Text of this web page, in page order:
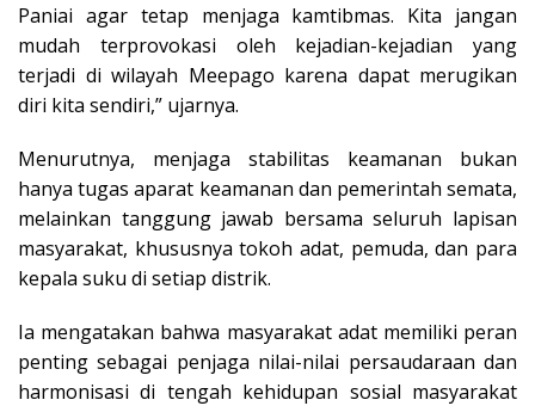
Paniai agar tetap menjaga kamtibmas. Kita jangan
mudah terprovokasi oleh kejadian-kejadian yang
terjadi di wilayah Meepago karena dapat merugikan
diri kita sendiri,” ujarnya.
Menurutnya, menjaga stabilitas keamanan bukan
hanya tugas aparat keamanan dan pemerintah semata,
melainkan tanggung jawab bersama seluruh lapisan
masyarakat, khususnya tokoh adat, pemuda, dan para
kepala suku di setiap distrik.
Ia mengatakan bahwa masyarakat adat memiliki peran
penting sebagai penjaga nilai-nilai persaudaraan dan
harmonisasi di tengah kehidupan sosial masyarakat